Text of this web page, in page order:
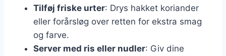
Tilføj friske urter: Drys hakket koriander
eller forårsløg over retten for ekstra smag
og farve.
Server med ris eller nudler: Giv dine